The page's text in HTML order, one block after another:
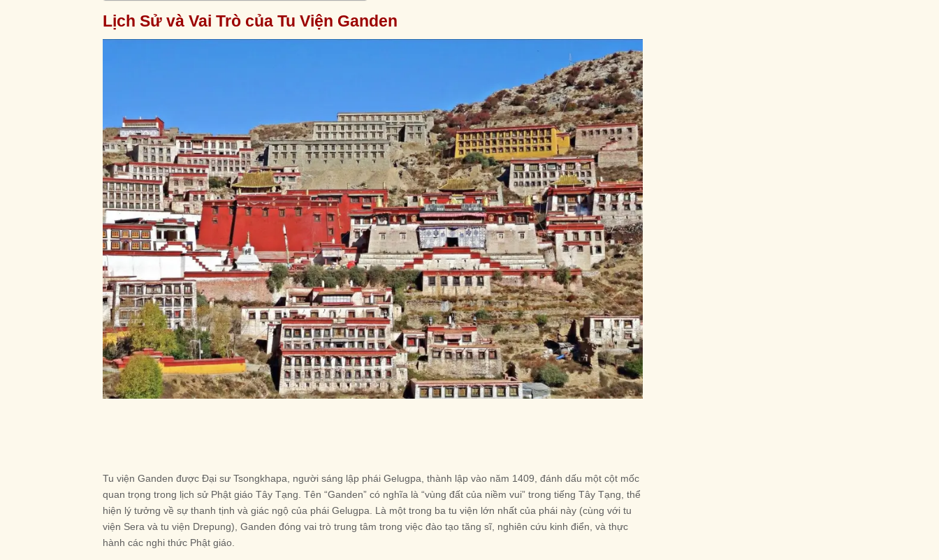
Lịch Sử và Vai Trò của Tu Viện Ganden
Tu viện Ganden được Đại sư Tsongkhapa, người sáng lập phái Gelugpa, thành lập vào năm 1409, đánh dấu một cột mốc
quan trọng trong lịch sử Phật giáo Tây Tạng. Tên “Ganden” có nghĩa là “vùng đất của niềm vui” trong tiếng Tây Tạng, thể
hiện lý tưởng về sự thanh tịnh và giác ngộ của phái Gelugpa. Là một trong ba tu viện lớn nhất của phái này (cùng với tu
viện Sera và tu viện Drepung), Ganden đóng vai trò trung tâm trong việc đào tạo tăng sĩ, nghiên cứu kinh điển, và thực
hành các nghi thức Phật giáo.